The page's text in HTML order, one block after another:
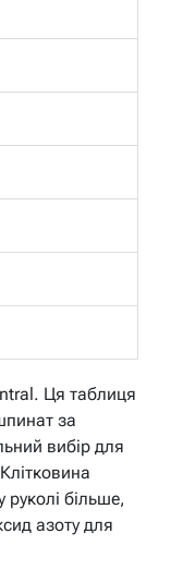
Ця таблиця
за
вибір для
більше,
азоту для